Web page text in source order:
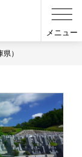
メニュー
）